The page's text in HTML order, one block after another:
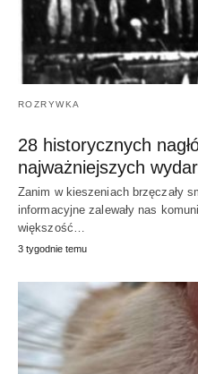
ROZRYWKA
28 historycznych
najważniejszych
Zanim w kieszeniach brzęczały
informacyjne zalewały nas
większość…
3 tygodnie temu